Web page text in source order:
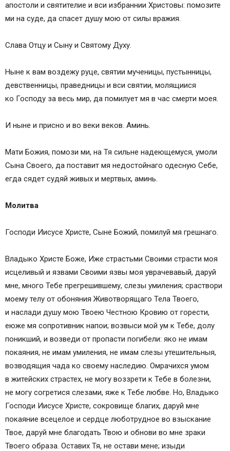
апостоли и святителие и вси избраннии Христовы: помозите
ми на суде, да спасет душу мою от силы вражия.
Слава Отцу и Сыну и Святому Духу.
Ныне к вам воздежу руце, святии мученицы, пустынницы,
девственницы, праведницы и вси святии, молящиися
ко Господу за весь мир, да помилует мя в час смерти моея.
И ныне и присно и во веки веков. Аминь.
Мати Божия, помози ми, на Тя сильне надеющемуся, умоли
Сына Своего, да поставит мя недостойнаго одесную Себе,
егда сядет судяй живых и мертвых, аминь.
Молитва
Господи Иисусе Христе, Сыне Божий, помилуй мя грешнаго.
Владыко Христе Боже, Иже страстьми Своими страсти моя
исцеливый и язвами Своими язвы моя уврачевавый, даруй
мне, много Тебе прегрешившему, слезы умиления; сраствори
моему телу от обоняния Животворящаго Тела Твоего,
и наслади душу мою Твоею Честною Кровию от горести,
еюже мя сопротивник напои; возвыси мой ум к Тебе, долу
поникший, и возведи от пропасти погибели: яко не имам
покаяния, не имам умиления, не имам слезы утешительныя,
возводящия чада ко своему наследию. Омрачихся умом
в житейских страстех, не могу воззрети к Тебе в болезни,
не могу согретися слезами, яже к Тебе любве. Но, Владыко
Господи Иисусе Христе, сокровище благих, даруй мне
покаяние всецелое и сердце люботрудное во взыскание
Твое, даруй мне благодать Твою и обнови во мне зраки
Твоего образа. Оставих Тя, не остави мене; изыди